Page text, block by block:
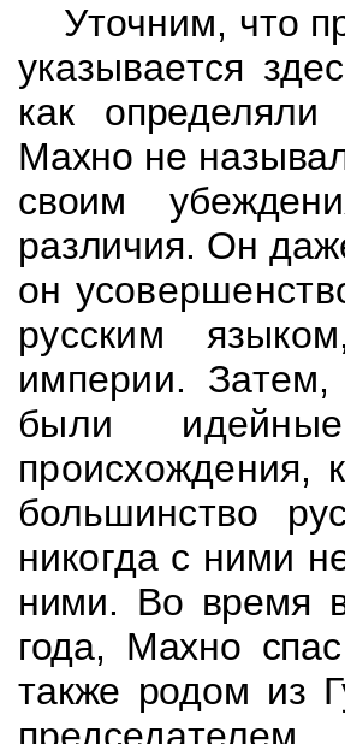
Уточним, что
указывается
как
Махно не
своим
различия. Он
он
русским
империи.
были
происхождения,
большинство
никогда с ними
ними. Во время
года, Махно спас
также родом из